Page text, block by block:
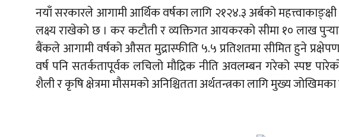
नयाँ सरकारले आगामी आर्थिक वर्षका लागि २१२४.३ अर्बको
लक्ष्य राखेको छ । कर कटौती र व्यक्तिगत आयकरको सीमा १० लाख
बैंकले आगामी वर्षको औसत मुद्रास्फीति ५.५ प्रतिशतमा सीमित हुने
वर्ष पनि सतर्कतापूर्वक लचिलो मौद्रिक नीति अवलम्बन गरेको स्पष्ट
शैली र कृषि क्षेत्रमा मौसमको अनिश्चितता अर्थतन्त्रका लागि मुख्य